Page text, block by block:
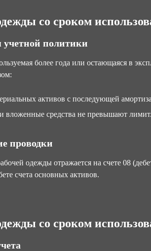
со сроком
учетной политики
более года или остающаяся в
активов с последующей
вложенные средства не превышают лимит.
проводки
одежды отражается на счете 08
счета основных активов.
со сроком